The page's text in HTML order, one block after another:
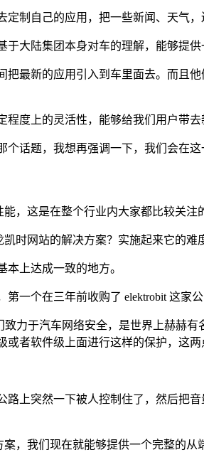
制自己的应用，把一些新闻、天气
大陆集团本身对车的理解，能够提
最新的应用引入到车里面去。而且
度上的灵活性，能够给我们用户带去
话题，我想再强调一下，我们会在
，这是在整个行业内大家都比较关
时网站的解决方案？实施起来它的
上达成一致的地方。
一个在三年前收购了 elektrobit 这
致力于汽车网络安全，是世界上赫赫
者软件级上面进行这样的保护，这
上突然一下被人控制住了，然后把
，我们现在就能够提供一个完整的